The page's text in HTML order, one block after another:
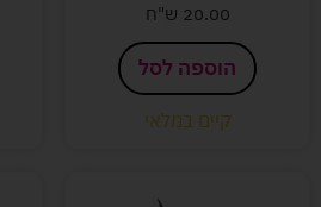
20.00 ש"ח
הוספה לסל
קיים במלאי